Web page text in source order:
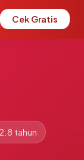
Cek Gratis
tahun